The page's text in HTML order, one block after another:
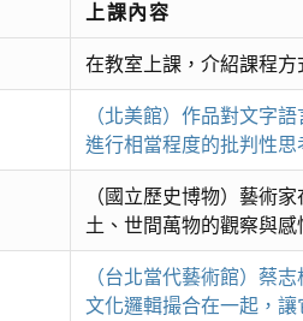
上課內容
在教室上課，介紹課程方
（北美館）作品對文字
進行相當程度的批判性思
（國立歷史博物）藝術
土、世間萬物的觀察與感
（台北當代藝術館）蔡
文化邏輯撮合在一起，讓